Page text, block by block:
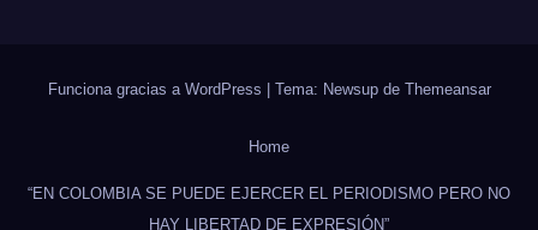
Funciona gracias a WordPress Tema: Newsup de Themeansar
Home
“EN COLOMBIA SE PUEDE EJERCER EL PERIODISMO PERO NO
HAY LIBERTAD DE EXPRESIÓN”